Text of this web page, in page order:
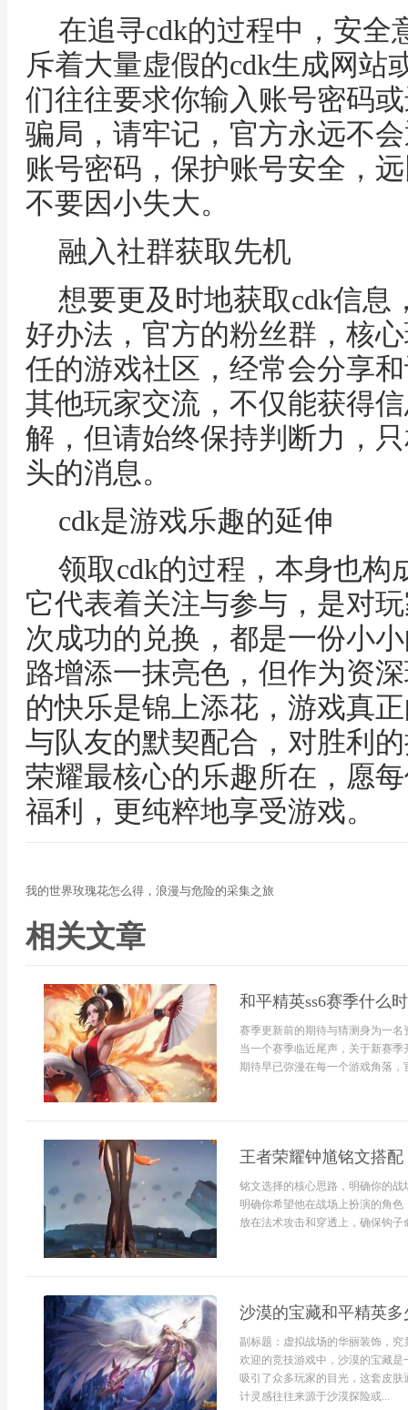
在追寻cdk的过程中，安全
斥着大量虚假的cdk生成网站
们往往要求你输入账号密码
骗局，请牢记，官方永远不
账号密码，保护账号安全，
不要因小失大。
融入社群获取先机
想要更及时地获取cdk信息
好办法，官方的粉丝群，核
任的游戏社区，经常会分享
其他玩家交流，不仅能获得
解，但请始终保持判断力，
头的消息。
cdk是游戏乐趣的延伸
领取cdk的过程，本身也构
它代表着关注与参与，是对
次成功的兑换，都是一份小
路增添一抹亮色，但作为资
的快乐是锦上添花，游戏真
与队友的默契配合，对胜利
荣耀最核心的乐趣所在，愿
福利，更纯粹地享受游戏。
我的世界玫瑰花怎么得，浪漫与危险的采集之旅
相关文章
和平精英ss6赛季什么
赛季更新前的期待与猜测身为一
当一个赛季临近尾声，关于新赛
期待早已弥漫在每一个游戏角落
王者荣耀钟馗铭文搭
铭文选择的核心思路，明确你的
明确你希望他在战场上扮演的角
放在法术攻击和穿透上，确保钩
沙漠的宝藏和平精英
副标题：虚拟战场的华丽装饰，
欢迎的竞技游戏中，沙漠的宝藏
吸引了众多玩家的目光，这套皮
计灵感往往来源于沙漠探险或...